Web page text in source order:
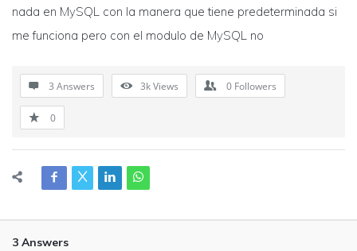
nada en MySQL con la manera que tiene predeterminada si
me funciona pero con el modulo de MySQL no
3 Answers 3kViews 0 Followers
0
3 Answers